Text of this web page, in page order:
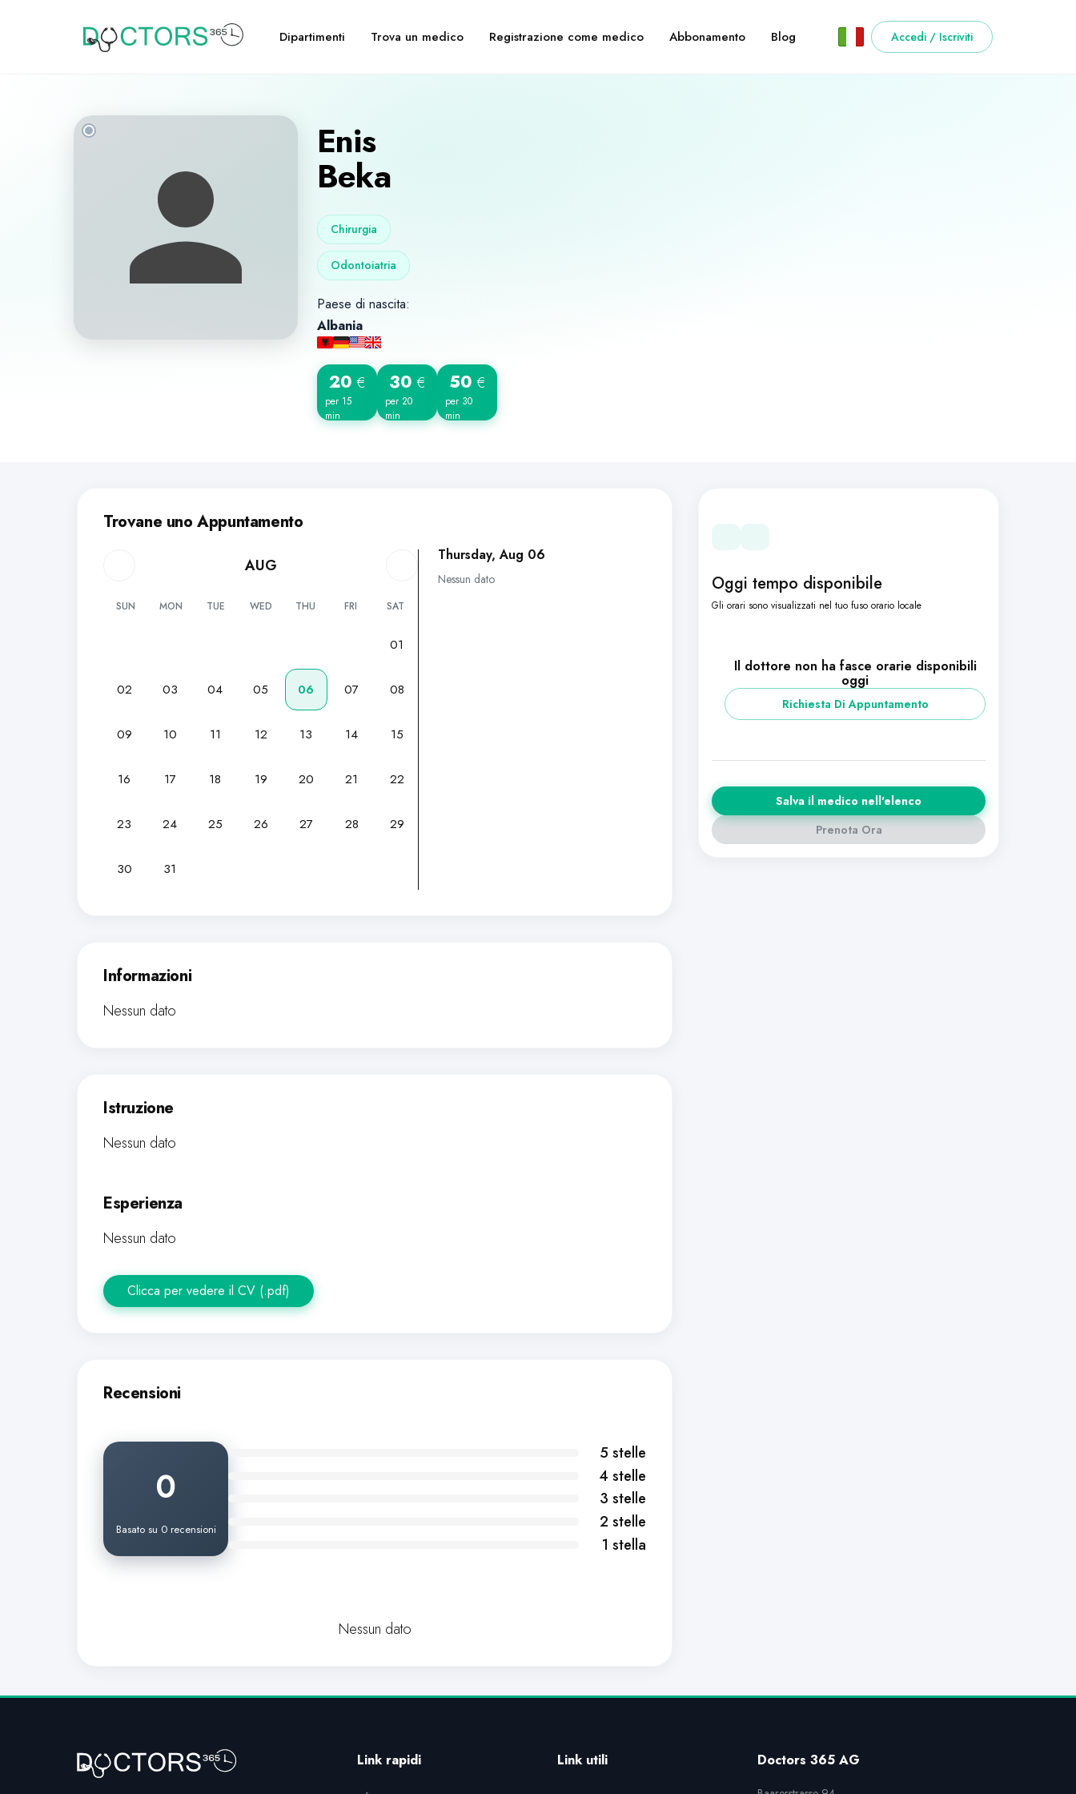
Dipartimenti Trova un medico Registrazione come medico Abbonamento Blog Accedi / Iscriviti
Enis
Beka
Chirurgia
Odontoiatria
Paese di nascita:
Albania
20 €
per 15
min
30 €
per 20
min
50 €
per 30
min
Trovane uno Appuntamento
AUG
SUN MON TUE WED THU FRI SAT
01
02 03 04 05 06 07 08
09 10 11 12 13 14 15
16 17 18 19 20 21 22
23 24 25 26 27 28 29
30 31
Thursday, Aug 06
Nessun dato
Informazioni
Nessun dato
Istruzione
Nessun dato
Esperienza
Nessun dato
Clicca per vedere il CV (.pdf)
Recensioni
0
Basato su 0 recensioni
5 stelle
4 stelle
3 stelle
2 stelle
1 stella
Nessun dato
Oggi tempo disponibile
Gli orari sono visualizzati nel tuo fuso orario locale
Il dottore non ha fasce orarie disponibili
oggi
Richiesta Di Appuntamento
Salva il medico nell'elenco
Prenota Ora
Link rapidi Link utili Doctors 365 AG